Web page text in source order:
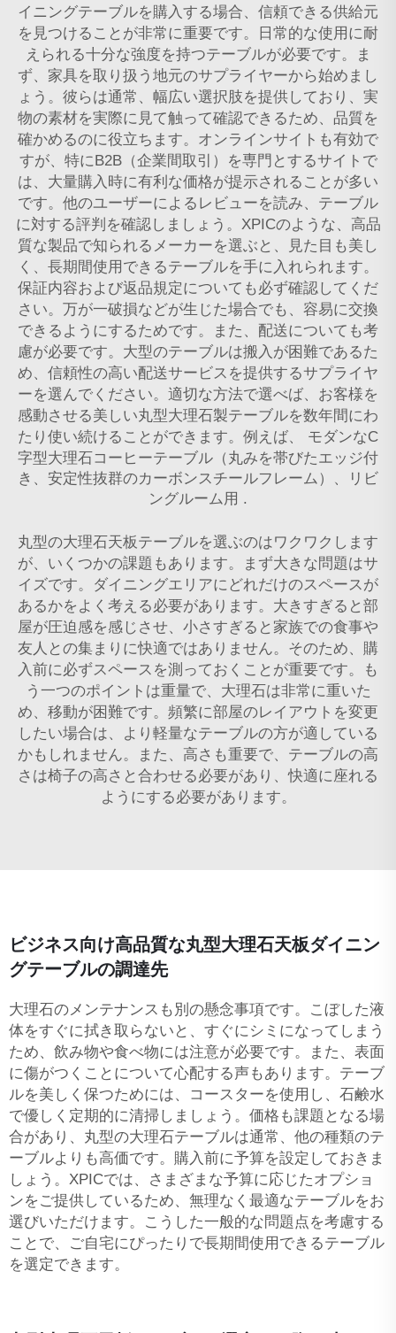
イニングテーブルを購入する場合、信頼できる供給元
を見つけることが非常に重要です。日常的な使用に耐
えられる十分な強度を持つテーブルが必要です。ま
ず、家具を取り扱う地元のサプライヤーから始めまし
ょう。彼らは通常、幅広い選択肢を提供しており、実
物の素材を実際に見て触って確認できるため、品質を
確かめるのに役立ちます。オンラインサイトも有効で
すが、特にB2B（企業間取引）を専門とするサイトで
は、大量購入時に有利な価格が提示されることが多い
です。他のユーザーによるレビューを読み、テーブル
に対する評判を確認しましょう。XPICのような、高品
質な製品で知られるメーカーを選ぶと、見た目も美し
く、長期間使用できるテーブルを手に入れられます。
保証内容および返品規定についても必ず確認してくだ
さい。万が一破損などが生じた場合でも、容易に交換
できるようにするためです。また、配送についても考
慮が必要です。大型のテーブルは搬入が困難であるた
め、信頼性の高い配送サービスを提供するサプライヤ
ーを選んでください。適切な方法で選べば、お客様を
感動させる美しい丸型大理石製テーブルを数年間にわ
たり使い続けることができます。例えば、 モダンなC
字型大理石コーヒーテーブル（丸みを帯びたエッジ付
き、安定性抜群のカーボンスチールフレーム）、リビ
ングルーム用 .
丸型の大理石天板テーブルを選ぶのはワクワクします
が、いくつかの課題もあります。まず大きな問題はサ
イズです。ダイニングエリアにどれだけのスペースが
あるかをよく考える必要があります。大きすぎると部
屋が圧迫感を感じさせ、小さすぎると家族での食事や
友人との集まりに快適ではありません。そのため、購
入前に必ずスペースを測っておくことが重要です。も
う一つのポイントは重量で、大理石は非常に重いた
め、移動が困難です。頻繁に部屋のレイアウトを変更
したい場合は、より軽量なテーブルの方が適している
かもしれません。また、高さも重要で、テーブルの高
さは椅子の高さと合わせる必要があり、快適に座れる
ようにする必要があります。
ビジネス向け高品質な丸型大理石天板ダイニン
グテーブルの調達先
大理石のメンテナンスも別の懸念事項です。こぼした液
体をすぐに拭き取らないと、すぐにシミになってしまう
ため、飲み物や食べ物には注意が必要です。また、表面
に傷がつくことについて心配する声もあります。テーブ
ルを美しく保つためには、コースターを使用し、石鹸水
で優しく定期的に清掃しましょう。価格も課題となる場
合があり、丸型の大理石テーブルは通常、他の種類のテ
ーブルよりも高価です。購入前に予算を設定しておきま
しょう。XPICでは、さまざまな予算に応じたオプショ
ンをご提供しているため、無理なく最適なテーブルをお
選びいただけます。こうした一般的な問題点を考慮する
ことで、ご自宅にぴったりで長期間使用できるテーブル
を選定できます。